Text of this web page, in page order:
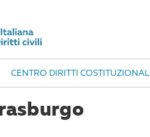
CENTRO DIRITTI COSTITUZIONALI